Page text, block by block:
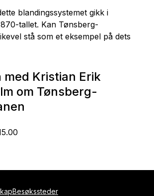
blandingssystemet gikk i
tallet. Kan Tønsberg-
stå som et eksempel på dets
med Kristian Erik
om Tønsberg-
Besøkssteder